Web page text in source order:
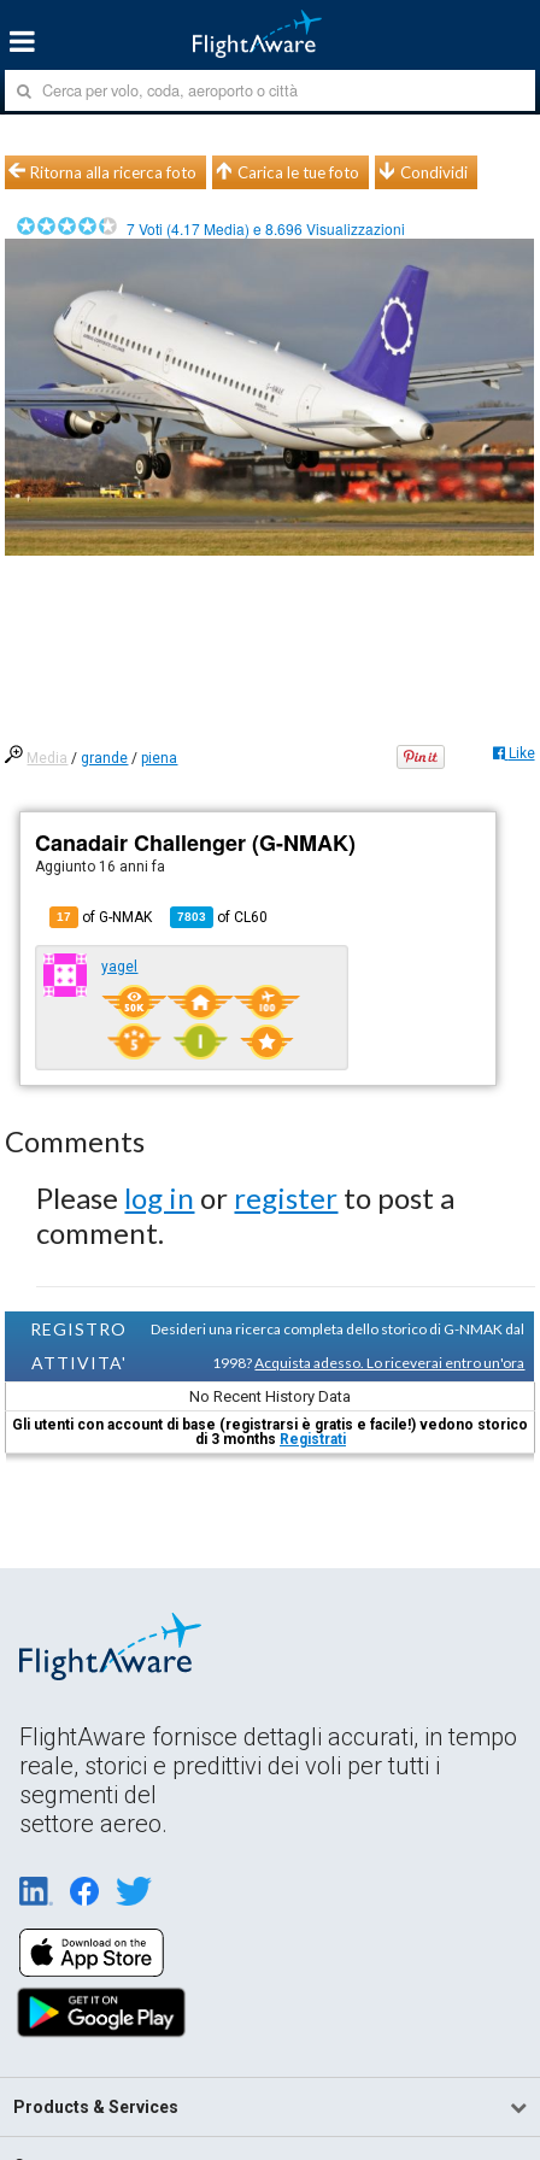
Ritorna alla ricerca foto Carica le tue foto Condividi
7Voti (4.17Media) e8.696 Visualizzazioni
Media /grande /piena Like
Canadair Challenger (G-NMAK)
Aggiunto 16 anni fa
17 of G-NMAK 7803 ofCL60
yagel
Comments
Please log in or register to post a
comment.
REGISTRO
ATTIVITA'
Desideri una ricerca completa dello storico di G-NMAK dal
1998?Acquista adesso. Lo riceverai entro un'ora
No Recent History Data
Gli utenti con account di base (registrarsi è gratis e facile!) vedono storico
di 3 months Registrati
FlightAware fornisce dettagli accurati, in tempo
reale, storici e predittivi dei voli per tutti i
segmenti del
settore aereo.
Products & Services